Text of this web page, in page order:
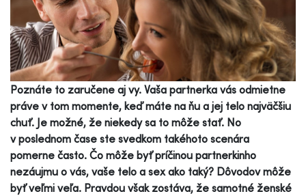
Poznáte to zaručene aj vy. Vaša partnerka vás odmietne
práve v tom momente, keď máte na ňu a jej telo najväčšiu
chuť. Je možné, že niekedy sa to môže stať. No
v poslednom čase ste svedkom takéhoto scenára
pomerne často. Čo môže byť príčinou partnerkinho
nezáujmu o vás, vaše telo a sex ako taký? Dôvodov môže
byť veľmi veľa. Pravdou však zostáva, že samotné ženské